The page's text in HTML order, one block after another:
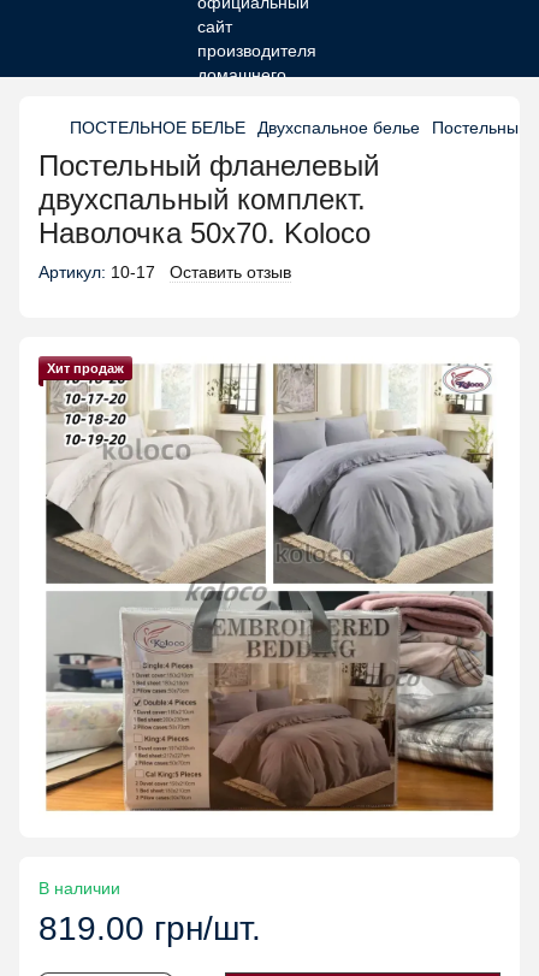
ПОСТЕЛЬНОЕ БЕЛЬЕ Двухспальное белье Постельный
Постельный фланелевый
двухспальный комплект.
Наволочка 50х70. Koloco
Артикул: 10-17 Оставить отзыв
Хит продаж
В наличии
819.00 грн/шт.